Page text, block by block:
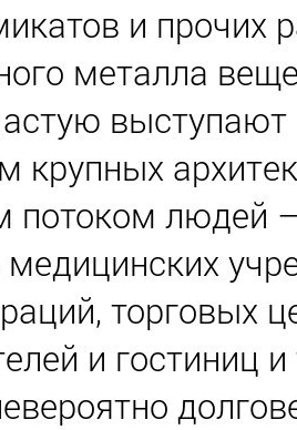
и прочих
металла
крупных
потоком людей
медицинских
торговых
и гостиниц